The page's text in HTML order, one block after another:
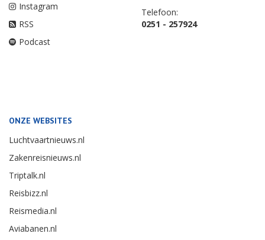
Instagram
RSS
Podcast
Telefoon:
0251 - 257924
ONZE WEBSITES
Luchtvaartnieuws.nl
Zakenreisnieuws.nl
Triptalk.nl
Reisbizz.nl
Reismedia.nl
Aviabanen.nl